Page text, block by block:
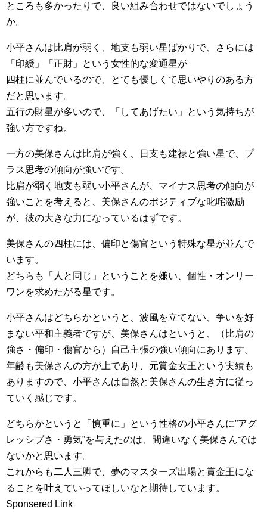
ところも多かったりで、良い組み合わせではないでしょう
か。
小平さんは比肩が弱く、地支も弱い星ばかりで、さらには
「印綬」「正財」という女性的な変通星が
四柱に並んでいるので、とても優しくて思いやりのある方
だと思います。
五行の財星が多いので、「してあげたい」という気持ちが
強い方ですね。
一方の美保さんは比肩が強く、日支も建禄と強い星で、プ
ラス思考の傾向が強いです。
比肩が弱く地支も弱い小平さんが、マイナス思考の傾向が
強いことを考えると、美保さんのポジティブな叱咤激励
が、彼の大きな力になっているはずです。
美保さんの四柱には、偏印と傷官という特殊な星が並んで
います。
どちらも「人と同じ」ということを嫌い、個性・オンリー
ワンを求めたがる星です。
小平さんはどちらかというと、波風を立てない、争いを好
まない平和主義者ですが、美保さんはというと、（比肩の
強さ・偏印・傷官から）自己主張の強い傾向にあります。
年齢も美保さんの方が上であり、元賞金女王という実績も
ありますので、小平さんは自然と美保さんの生き方に従っ
ていく感じです。
どちらかというと「慎重に」という性格の小平さんに”アグ
レッシブさ・勇気”を与えたのは、間違いなく美保さんでは
ないかと思います。
これからも二人三脚で、夢のマスターズ出場と賞金王にな
ることを叶えていってほしいなと期待しています。
Sponsered Link